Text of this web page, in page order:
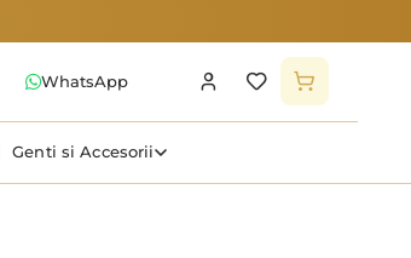
WhatsApp
Genti si Accesorii